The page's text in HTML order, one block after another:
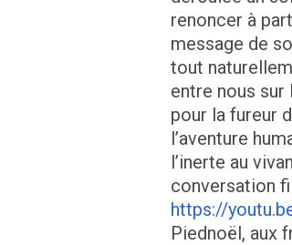
renoncer à
message de
tout
entre nous sur
pour la fureur
l’aventure
l’inerte au
conversation
https://
Piednoël, aux